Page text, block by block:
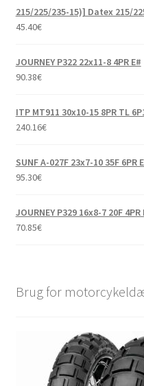
215/225/235-15)] Datex 215/
45.40€
JOURNEY P322 22x11-8 4PR E#
90.38€
ITP MT911 30x10-15 8PR TL
240.16€
SUNF A-027F 23x7-10 35F 6PR
95.30€
JOURNEY P329 16x8-7 20F 4PR
70.85€
Brug for